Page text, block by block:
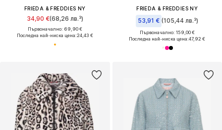
FRIEDA & FREDDIES NY
34,90 €(68,26 лв.³)
Първоначално: 69,90 €
Последна най-ниска цена:24,43 €
FRIEDA & FREDDIES NY
53,91 € (105,44 лв.³)
Първоначално: 159,00 €
Последна най-ниска цена:47,92 €